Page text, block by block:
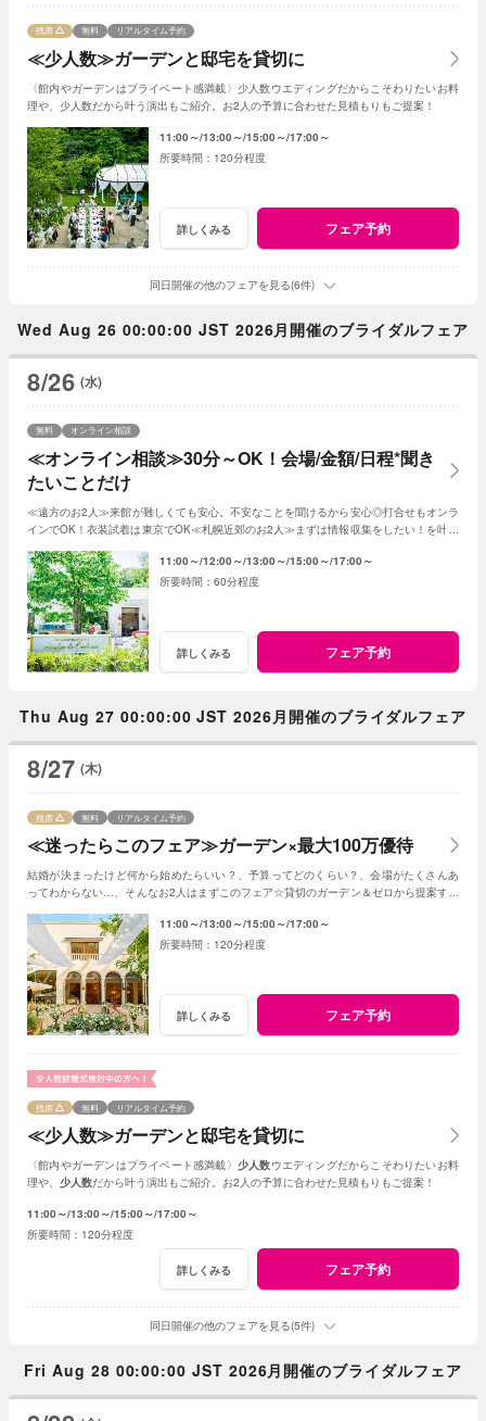
≪少人数≫ガーデンと邸宅を貸切に
残席 無料 リアルタイム予約
〈館内やガーデンはプライベート感満載〉少人数ウエディングだからこそわりたいお料
理や、少人数だから叶う演出もご紹介。お2人の予算に合わせた見積もりもご提案！
11:00～ 13:00～ 15:00～ 17:00～
120分程度
詳しくみる フェア予約
同日開催の他のフェアを見る(6件)
Wed Aug 26 00:00:00 JST 2026月開催のブライダルフェア
8/26 (水)
≪オンライン相談≫30分～OK！会場/金額/日程*聞き
たいことだけ
無料 オンライン相談
≪遠方のお2人≫来館が難しくても安心。不安なことを聞けるから安心◎打合せもオンラ
インでOK！衣装試着は東京でOK≪札幌近郊のお2人≫まずは情報収集をしたい！を叶え
11:00～ 12:00～ 13:00～ 15:00～ 17:00～
60分程度
詳しくみる フェア予約
Thu Aug 27 00:00:00 JST 2026月開催のブライダルフェア
8/27 (木)
≪迷ったらこのフェア≫ガーデン×最大100万優待
残席 無料 リアルタイム予約
結婚が決まったけど何から始めたらいい？、予算ってどのくらい？、会場がたくさんあ
ってわからない…、そんなお2人はまずこのフェア☆貸切のガーデン＆ゼロから提案する
11:00～ 13:00～ 15:00～ 17:00～
120分程度
詳しくみる フェア予約
≪少人数≫ガーデンと邸宅を貸切に
残席 無料 リアルタイム予約
〈館内やガーデンはプライベート感満載〉 少人数ウエディングだからこそわりたいお料
理や、 少人数だから叶う演出もご紹介。お2人の予算に合わせた見積もりもご提案！
11:00～ 13:00～ 15:00～ 17:00～
120分程度
詳しくみる フェア予約
同日開催の他のフェアを見る(5件)
Fri Aug 28 00:00:00 JST 2026月開催のブライダルフェア